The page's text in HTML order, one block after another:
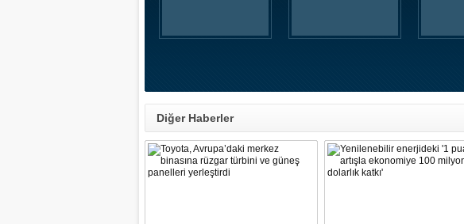
Diğer Haberler